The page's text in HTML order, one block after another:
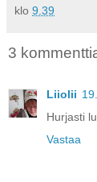
klo 9.39
3
Liiolii
Hurjasti
Vastaa